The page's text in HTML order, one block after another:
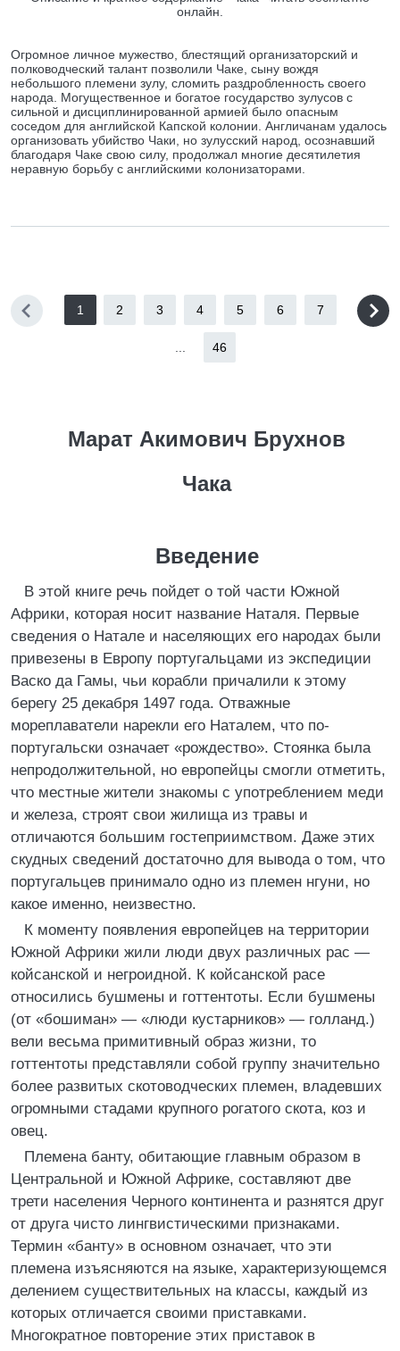
онлайн.
Огромное личное мужество, блестящий организаторский и
полководческий талант позволили Чаке, сыну вождя
небольшого племени зулу, сломить раздробленность своего
народа. Могущественное и богатое государство зулусов с
сильной и дисциплинированной армией было опасным
соседом для английской Капской колонии. Англичанам удалось
организовать убийство Чаки, но зулусский народ, осознавший
благодаря Чаке свою силу, продолжал многие десятилетия
неравную борьбу с английскими колонизаторами.
1 2 3 4 5 6 7
46
Марат Акимович Брухнов
Чака
Введение
В этой книге речь пойдет о той части Южной
Африки, которая носит название Наталя. Первые
сведения о Натале и населяющих его народах были
привезены в Европу португальцами из экспедиции
Васко да Гамы, чьи корабли причалили к этому
берегу 25 декабря 1497 года. Отважные
мореплаватели нарекли его Наталем, что по-
португальски означает «рождество». Стоянка была
непродолжительной, но европейцы смогли отметить,
что местные жители знакомы с употреблением меди
и железа, строят свои жилища из травы и
отличаются большим гостеприимством. Даже этих
скудных сведений достаточно для вывода о том, что
португальцев принимало одно из племен нгуни, но
какое именно, неизвестно.
К моменту появления европейцев на территории
Южной Африки жили люди двух различных рас —
койсанской и негроидной. К койсанской расе
относились бушмены и готтентоты. Если бушмены
(от «бошиман» — «люди кустарников» — голланд.)
вели весьма примитивный образ жизни, то
готтентоты представляли собой группу значительно
более развитых скотоводческих племен, владевших
огромными стадами крупного рогатого скота, коз и
овец.
Племена банту, обитающие главным образом в
Центральной и Южной Африке, составляют две
трети населения Черного континента и разнятся друг
от друга чисто лингвистическими признаками.
Термин «банту» в основном означает, что эти
племена изъясняются на языке, характеризующемся
делением существительных на классы, каждый из
которых отличается своими приставками.
Многократное повторение этих приставок в